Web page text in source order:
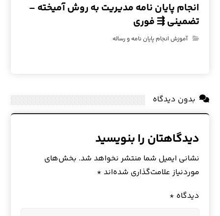
انجام پایان نامه مدیریت به روش آمیخته –
تضمینی ⇶ فوری
آموزش انجام پایان نامه و رساله
بدون دیدگاه
دیدگاهتان را بنویسید
نشانی ایمیل شما منتشر نخواهد شد. بخش‌های
موردنیاز علامت‌گذاری شده‌اند *
دیدگاه *